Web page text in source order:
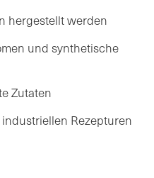
hergestellt werden
und synthetische
Zutaten
Rezepturen